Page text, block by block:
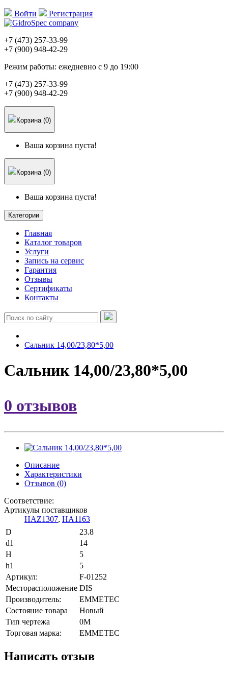
Войти Регистрация
+7 (473) 257-33-99
+7 (900) 948-42-29
Режим работы: ежедневно с 9 до 19:00
+7 (473) 257-33-99
+7 (900) 948-42-29
Корзина (0)
Ваша корзина пуста!
Корзина (0)
Ваша корзина пуста!
Категории
Главная
Каталог товаров
Услуги
Запись на сервис
Гарантия
Отзывы
Сертификаты
Контакты
Сальник 14,00/23,80*5,00
Сальник 14,00/23,80*5,00
0 отзывов
Описание
Характеристики
Отзывов (0)
Соответствие:
Артикулы поставщиков
HAZ1307, HA1163
D
23.8
d1
14
H
5
h1
5
Артикул:
F-01252
Месторасположение DIS
Производитель:
EMMETEC
Состояние товара
Новый
Тип чертежа
0M
Торговая марка:
EMMETEC
Написать отзыв